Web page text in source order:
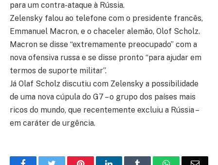
para um contra-ataque à Rússia.
Zelensky falou ao telefone com o presidente francês,
Emmanuel Macron, e o chaceler alemão, Olof Scholz.
Macron se disse “extremamente preocupado” com a
nova ofensiva russa e se disse pronto “para ajudar em
termos de suporte militar”.
Já Olaf Scholz discutiu com Zelensky a possibilidade
de uma nova cúpula do G7 – o grupo dos países mais
ricos do mundo, que recentemente excluiu a Rússia –
em caráter de urgência.